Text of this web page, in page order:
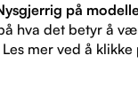
på
hva det betyr å
mer ved å